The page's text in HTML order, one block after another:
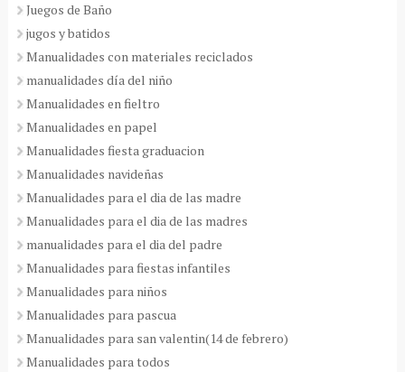
Juegos de Baño
jugos y batidos
Manualidades con materiales reciclados
manualidades día del niño
Manualidades en fieltro
Manualidades en papel
Manualidades fiesta graduacion
Manualidades navideñas
Manualidades para el dia de las madre
Manualidades para el dia de las madres
manualidades para el dia del padre
Manualidades para fiestas infantiles
Manualidades para niños
Manualidades para pascua
Manualidades para san valentin(14 de febrero)
Manualidades para todos